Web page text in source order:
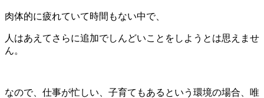
肉体的に疲れていて時間もない中で、
人はあえてさらに追加でしんどいことをしようとは思えませ
ん。
なので、仕事が忙しい、子育てもあるという環境の場合、唯